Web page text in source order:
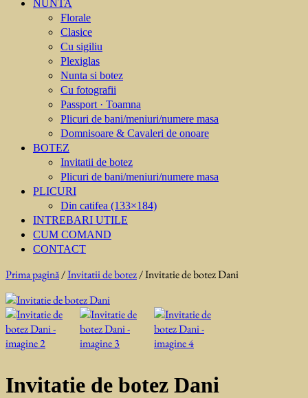
NUNTA
Florale
Clasice
Cu sigiliu
Plexiglas
Nunta si botez
Cu fotografii
Passport · Toamna
Plicuri de bani/meniuri/numere masa
Domnisoare & Cavaleri de onoare
BOTEZ
Invitatii de botez
Plicuri de bani/meniuri/numere masa
PLICURI
Din catifea (133×184)
INTREBARI UTILE
CUM COMAND
CONTACT
Prima pagină/Invitatii de botez/ Invitatie de botez Dani
Invitatie de botez Dani